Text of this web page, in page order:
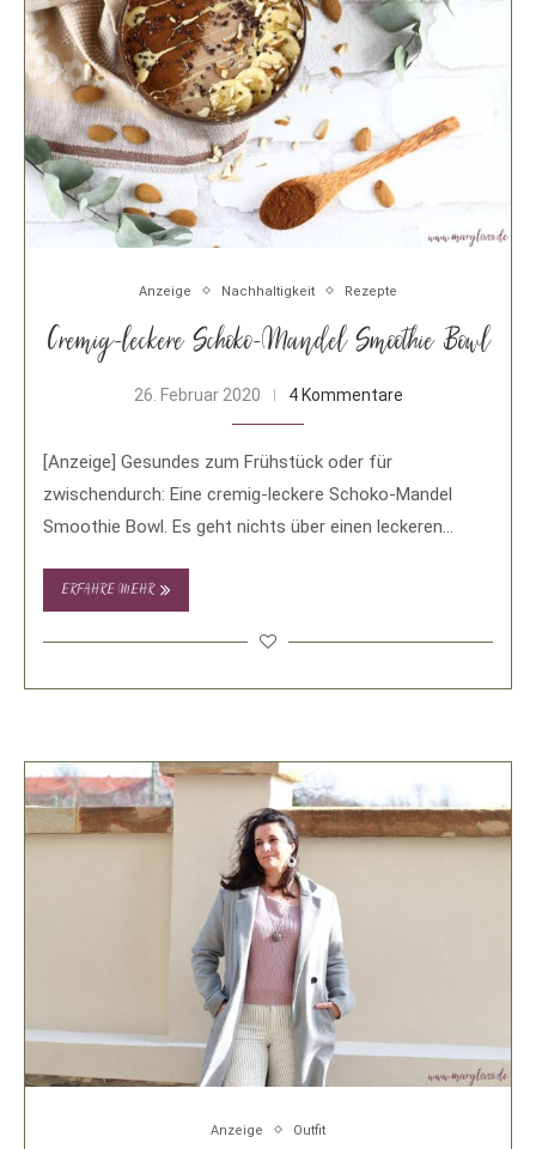
Anzeige Nachhaltigkeit Rezepte
Cremig-leckere Schoko-Mandel Smoothie Bowl
26. Februar 2020 4 Kommentare
[Anzeige] Gesundes zum Frühstück oder für
zwischendurch: Eine cremig-leckere Schoko-Mandel
Smoothie Bowl. Es geht nichts über einen leckeren
ERFAHRE MEHR
Anzeige Outfit